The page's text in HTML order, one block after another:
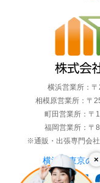
×
横浜営業所：
相模原営業所：〒
町田営業所：〒
福岡営業所：〒
※通販・出張専門会社
横浜・東京の